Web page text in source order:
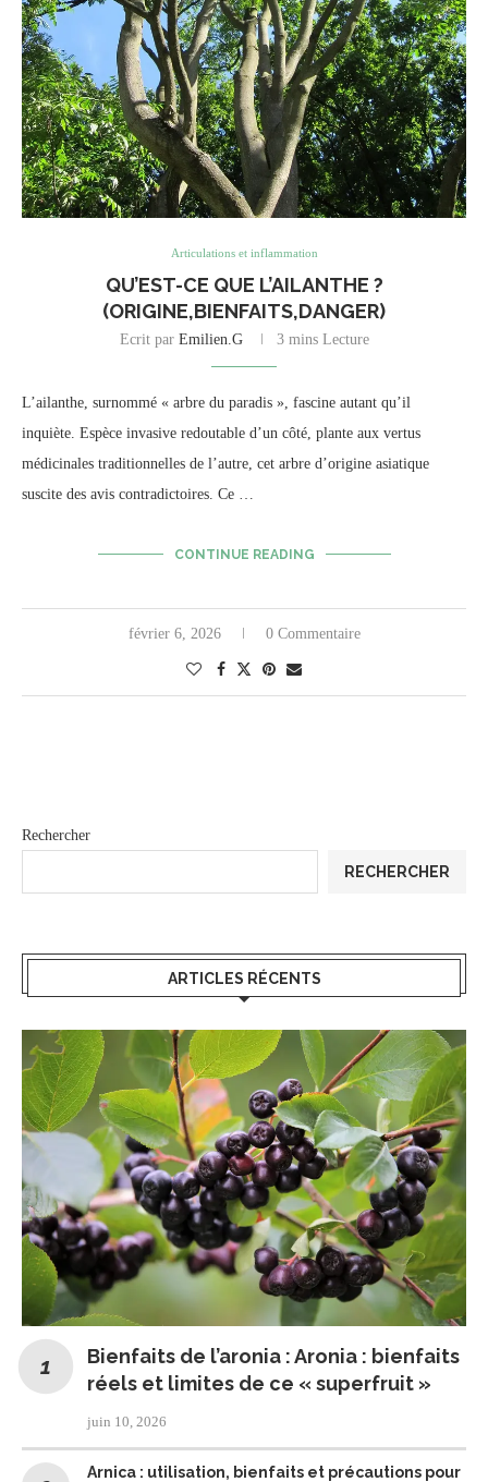
Articulations et inflammation
QU’EST-CE QUE L’AILANTHE ?
(ORIGINE,BIENFAITS,DANGER)
Ecrit par Emilien.G 3 mins Lecture
L’ailanthe, surnommé « arbre du paradis », fascine autant qu’il
inquiète. Espèce invasive redoutable d’un côté, plante aux vertus
médicinales traditionnelles de l’autre, cet arbre d’origine asiatique
suscite des avis contradictoires. Ce …
CONTINUE READING
février 6, 2026 0 Commentaire
Rechercher
RECHERCHER
ARTICLES RÉCENTS
Bienfaits de l’aronia : Aronia : bienfaits
réels et limites de ce « superfruit »
juin 10, 2026
Arnica : utilisation, bienfaits et précautions pour